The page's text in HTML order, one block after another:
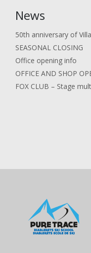
News
50th anniversary of
SEASONAL CLOSING
Office opening info
OFFICE AND SHOP
FOX CLUB – Stage